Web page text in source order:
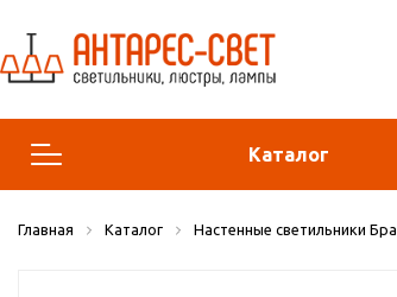
Каталог
Люстры и подвесы
Главная Каталог Настенные светильники Бра